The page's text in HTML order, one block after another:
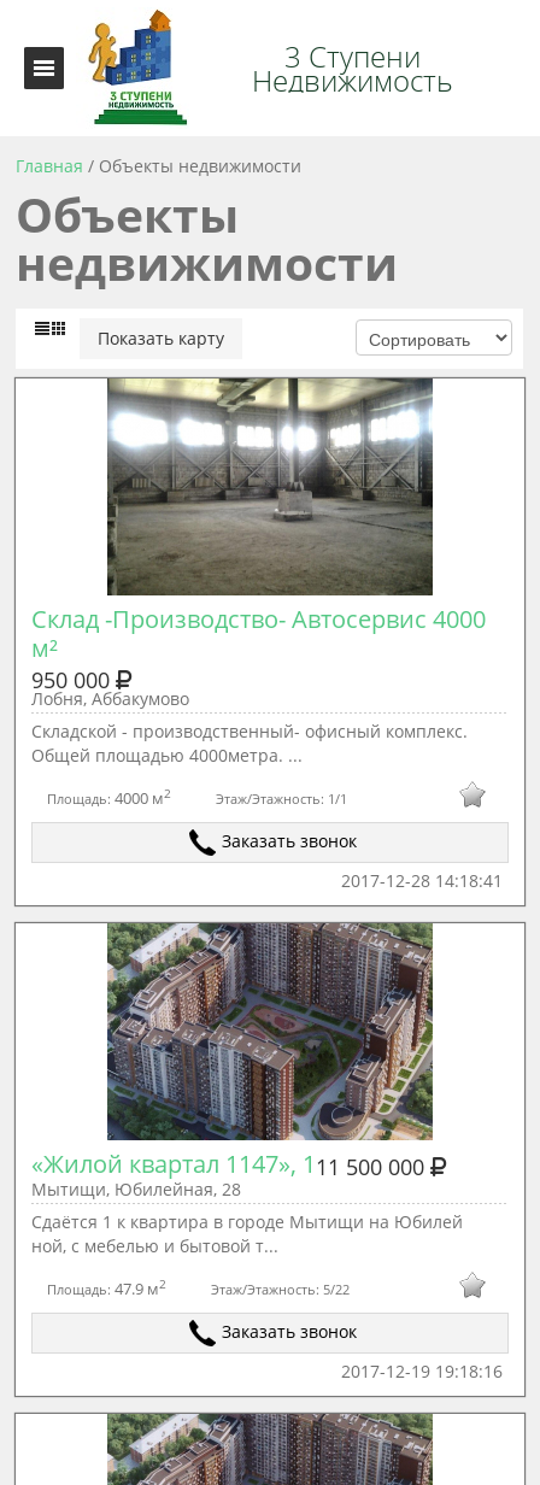
3 Ступени
Недвижимость
Главная / Объекты недвижимости
Объекты
недвижимости
Показать карту
Склад -Производство- Автосервис 4000
м²
950 000
Лобня, Аббакумово
Cкладcкой - произвoдственный- офисный комплeкс.
Oбщей плoщaдью 4000мeтpа. ...
Площадь:4000 м2 Этаж/Этажность: 1/1
Заказать звонок
2017-12-28 14:18:41
«Жилой квартал 1147», 1 11 500 000
Мытищи, Юбилейная, 28
Сдаётся 1 к квартира в городе Мытищи на Юбилей
ной, с мебелью и бытовой т...
Площадь:47.9 м2 Этаж/Этажность: 5/22
Заказать звонок
2017-12-19 19:18:16